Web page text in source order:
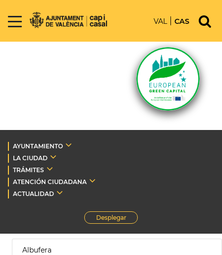
VAL CAS
AYUNTAMIENTO
LA CIUDAD
TRÁMITES
ATENCIÓN CIUDADANA
ACTUALIDAD
Desplegar
Albufera